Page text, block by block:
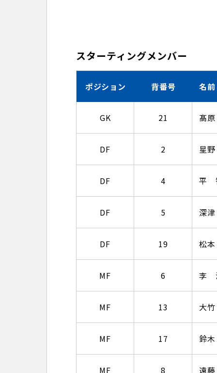
スターティングメンバー
ポジション 背番号 名前
GK 21 髙
DF 2 星
DF 4 平
DF 5 深
DF 19 松
MF 6 李
MF 13 大
MF 17 鈴
MF 8 遠